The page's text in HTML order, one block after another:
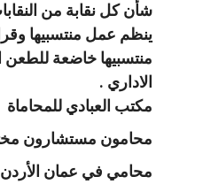
شأن كل نقابة من
ينظم عمل منتسبيها
منتسبيها خاضعة للطعن
الاداري .
مكتب العبادي للمحاماة
محامون مستشارون
محامي في عمان الأردن